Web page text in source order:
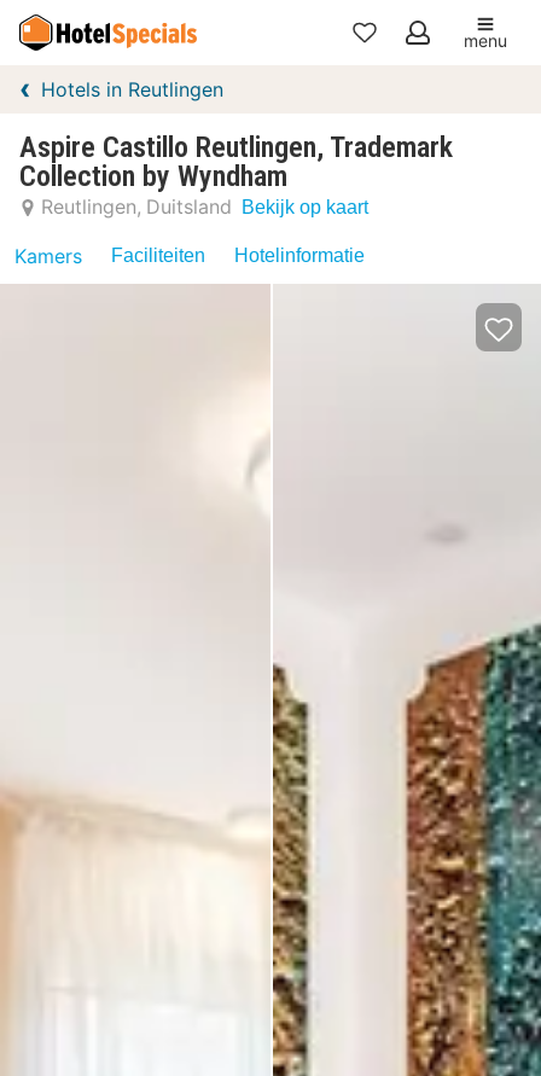
Mijn
menu
Hotels in Reutlingen
Aspire Castillo Reutlingen, Trademark
Collection by Wyndham
Reutlingen Duitsland Bekijk op kaart
Kamers Faciliteiten Hotelinformatie